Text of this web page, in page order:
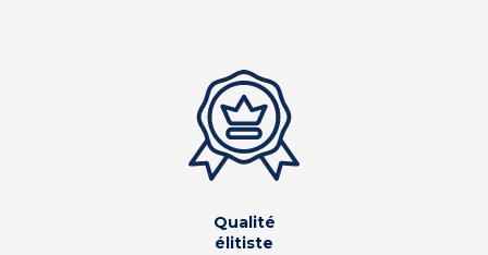
Qualité
élitiste